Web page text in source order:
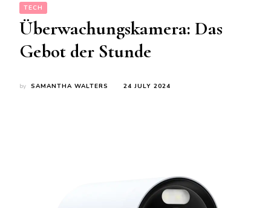
TECH
Überwachungskamera: Das
Gebot der Stunde
by SAMANTHA WALTERS 24 JULY 2024